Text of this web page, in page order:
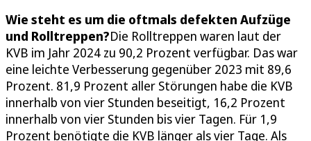
Wie steht es um die oftmals defekten Aufzüge
und Rolltreppen?Die Rolltreppen waren laut der
KVB im Jahr 2024 zu 90,2 Prozent verfügbar. Das war
eine leichte Verbesserung gegenüber 2023 mit 89,6
Prozent. 81,9 Prozent aller Störungen habe die KVB
innerhalb von vier Stunden beseitigt, 16,2 Prozent
innerhalb von vier Stunden bis vier Tagen. Für 1,9
Prozent benötigte die KVB länger als vier Tage. Als